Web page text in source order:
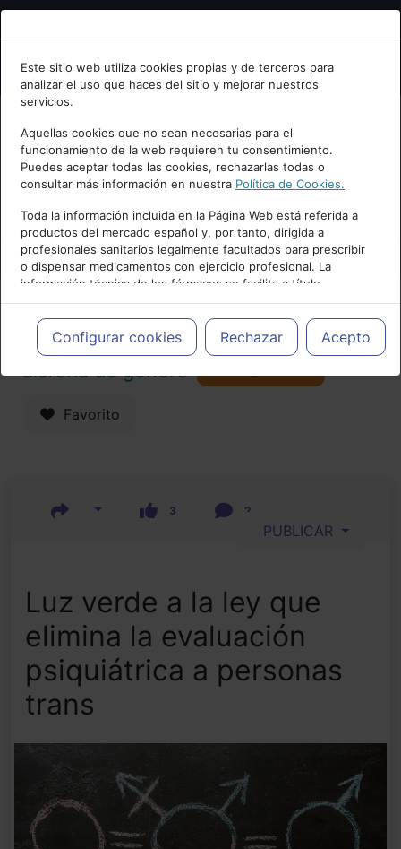
Bienvenid@ a psiquiatria.com
Escribe tu Email
Accede o regístrate con tu email.
Cancelar
Este sitio web utiliza cookies propias y de terceros para
analizar el uso que haces del sitio y mejorar nuestros
servicios.
Aquellas cookies que no sean necesarias para el
funcionamiento de la web requieren tu consentimiento.
Puedes aceptar todas las cookies, rechazarlas todas o
consultar más información en nuestra Política de Cookies.
Toda la información incluida en la Página Web está referida a
productos del mercado español y, por tanto, dirigida a
profesionales sanitarios legalmente facultados para prescribir
o dispensar medicamentos con ejercicio profesional. La
información técnica de los fármacos se facilita a título
meramente informativo, siendo responsabilidad de los
profesionales facultados prescribir medicamentos y decidir, en
cada caso concreto, el tratamiento más adecuado a las
necesidades del paciente.
Configurar cookies Rechazar Acepto
Actualidad y Artículos|Incongruencia /
disforia de género
Favorito
3 2
PUBLICAR
Luz verde a la ley que
elimina la evaluación
psiquiátrica a personas
trans